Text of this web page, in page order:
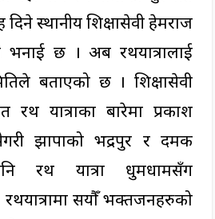
स्थानीय शिक्षासेवी हेमराज
भनाई छ । अब रथयात्रालाई
बताएको छ । शिक्षासेवी
रथ यात्राका बारेमा प्रकाश
झापाको भद्रपुर र दमक
रथ यात्रा धुमधामसँग
रथयात्रामा सयौँ भक्तजनहरुको